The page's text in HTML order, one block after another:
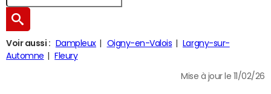
Voir aussi : Dampleux Oigny-en-Valois
Largny-sur-
Automne
Fleury
Mise à jour le 11/02/26